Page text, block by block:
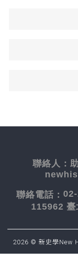
聯絡人：
聯絡電話：
115962 臺
2026 © 新史學New